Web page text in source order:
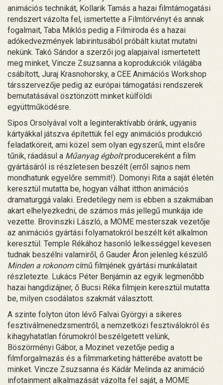
animációs technikát, Kollarik Tamás a hazai filmtámogatási
rendszert vázolta fel, ismertette a Filmtörvényt és annak
fogalmait, Taba Miklós pedig a Filmiroda és a hazai
adókedvezmények labirintusából próbált kiutat mutatni
nekünk. Takó Sándor a szerzői jog alapjaival ismertetett
meg minket, Vincze Zsuzsanna a koprodukciók világába
csábított, Juraj Krasnohorsky, a CEE Animációs Workshop
társszervezője pedig az európai támogatási rendszerek
bemutatásával ösztönzött minket külföldi
együttműködésre.
Sipos Orsolyával volt a leginteraktívabb óránk, ugyanis
kártyákkal játszva építettük fel egy animációs produkció
feladatköreit, ami közel sem olyan egyszerű, mint elsőre
tűnik, ráadásul a Műanyag égboltproducereként a film
gyártásáról is részletesen beszélt (erről sajnos nem
mondhatunk egyelőre semmit!). Domonyi Rita a saját életén
keresztül mutatta be, hogyan válhat itthon animációs
dramaturggá valaki. Eredetilegy nem is ebben a szakmában
akart elhelyezkedni, de számos más jellegű munkája ide
vezette. Brovinszki László, a MOME mesterszak vezetője
az animációs gyártási folyamatokról beszélt két alkalmon
keresztül. Temple Rékához hasonló lelkességgel kevesen
tudnak beszélni valamiről, ő Gauder Áron jelenleg készülő
Minden a rokonomcímű filmjének gyártási munkálatait
részletezte. Lukács Péter Benjámin az egyik legmenőbb
hazai hangdizájner, ő Bucsi Réka filmjein keresztül mutatta
be, milyen csodálatos szakmát választott.
A szinte folyton úton lévő Falvai Györgyi a sikeres
fesztiválmenedzsmentről, a nemzetközi fesztiválokról és
kihagyhatatlan fórumokról beszélgetett velünk,
Böszörményi Gábor, a Mozinet vezetője pedig a
filmforgalmazás és a filmmarketing hátterébe avatott be
minket. Vincze Zsuzsanna és Kádár Melinda az animáció
infotainment alkalmazását vázolta fel saját, a MOME